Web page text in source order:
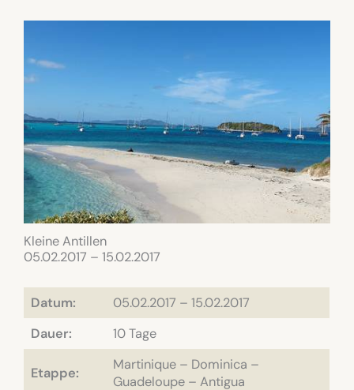
Kleine Antillen
05.02.2017 – 15.02.2017
Datum:
05.02.2017 – 15.02.2017
Dauer:
10 Tage
Etappe:
Martinique – Dominica –
Guadeloupe – Antigua